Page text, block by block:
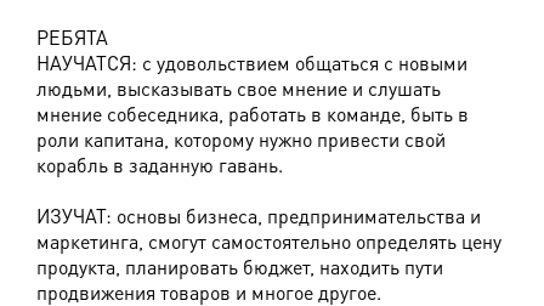
РЕБЯТА
НАУЧАТСЯ: с удовольствием общаться с новыми
людьми, высказывать свое мнение и слушать
мнение собеседника, работать в команде, быть в
роли капитана, которому нужно привести свой
корабль в заданную гавань.
ИЗУЧАТ: основы бизнеса, предпринимательства и
маркетинга, смогут самостоятельно определять цену
продукта, планировать бюджет, находить пути
продвижения товаров и многое другое.